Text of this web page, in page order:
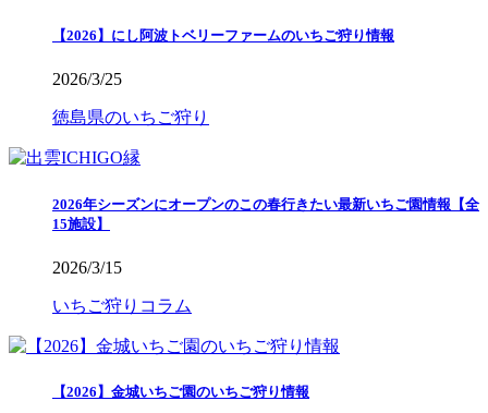
【2026】にし阿波トベリーファームのいちご狩り情報
2026/3/25
徳島県のいちご狩り
2026年シーズンにオープンのこの春行きたい最新いちご園情報【全
15施設】
2026/3/15
いちご狩りコラム
【2026】金城いちご園のいちご狩り情報